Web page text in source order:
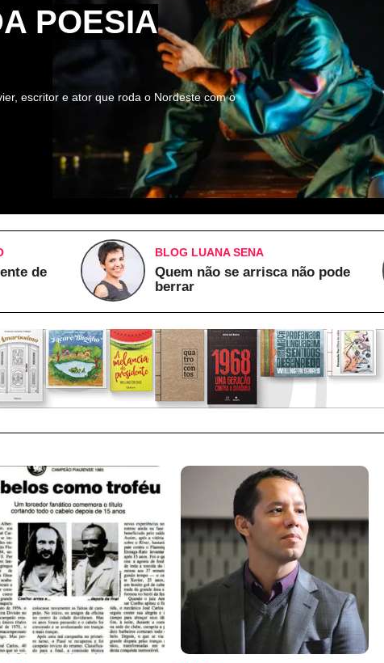
POESIA
escritor e ator que roda o Nordeste com o
de
BLOG LUANA SENA
Quem não se arrisca não pode
berrar